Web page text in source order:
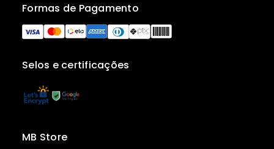
Selos e certificações
Formas de Pagamento
MB Store